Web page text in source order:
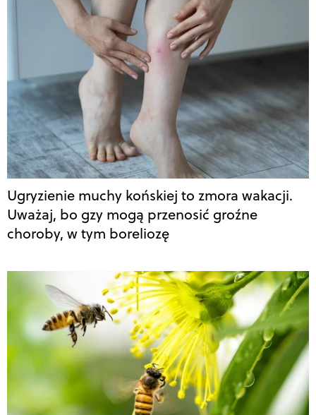
Ugryzienie muchy końskiej to zmora wakacji.
Uważaj, bo gzy mogą przenosić groźne
choroby, w tym boreliozę